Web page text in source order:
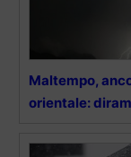
Maltempo,
orientale: